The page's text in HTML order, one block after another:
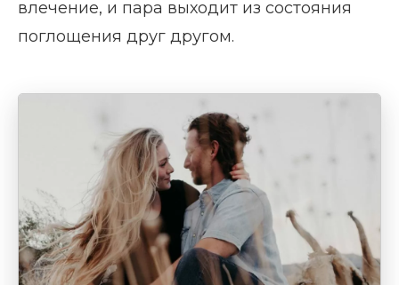
влечение, и пара выходит из состояния
поглощения друг другом.